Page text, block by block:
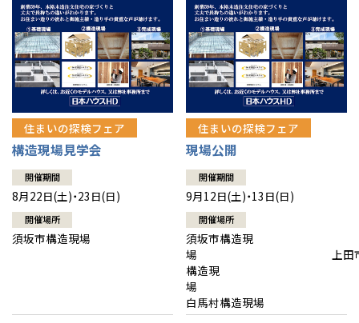
住まいの探検フェア
構造現場見学会
開催期間
8月22日(土)・23日(日)
開催場所
須坂市構造現場
住まいの探検フェア
現場公開
開催期間
9月12日(土)・13日(日)
開催場所
須坂市構造現
場 上田
構造現
白馬村構造現場